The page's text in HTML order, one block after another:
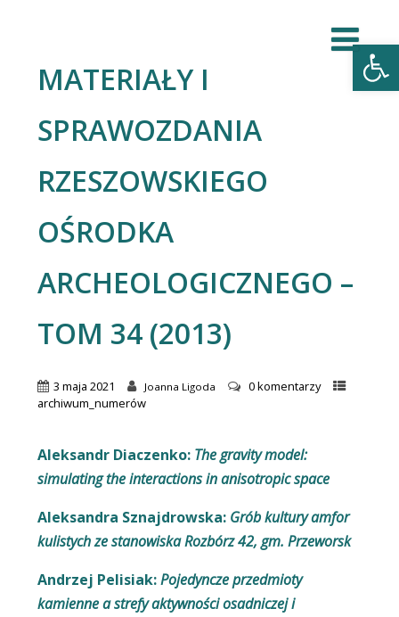
MATERIAŁY I
SPRAWOZDANIA
RZESZOWSKIEGO
OŚRODKA
ARCHEOLOGICZNEGO –
TOM 34 (2013)
3 maja 2021 Joanna Ligoda
0 komentarzy
archiwum_numerów
Aleksandr Diaczenko: The gravity model:
simulating the interactions in anisotropic space
Aleksandra Sznajdrowska: Grób kultury amfor
kulistych ze stanowiska Rozbórz 42, gm. Przeworsk
Andrzej Pelisiak:Pojedyncze przedmioty
kamienne a strefy aktywności osadniczej i